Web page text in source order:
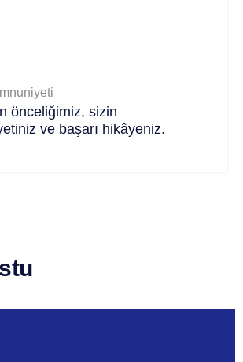
önceliğimiz, sizin
ve başarı hikâyeniz.